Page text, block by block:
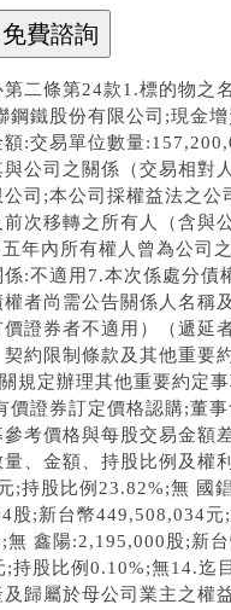
二條第24款1.標的物之
鋼鐵股份有限公司;現金
:交易單位數量
公司之關係（交易相對
司;本公司採權益法之
次移轉之所有人（含與
年內所有權人曾為公司
:不適用7.本次係處分債
者尚需公告關係人名稱
證券者不適用）（遞延
約限制條款及其他重要
規定辦理其他重要約定
價證券訂定價格認購;董
考價格與每股交易金額
、金額、持股比例及權
;持股比例23.82%;無 國
股;新台幣449,508,034
無 鑫陽:2,195,000股;新
持股比例0.10%;無14.迄
歸屬於母公司業主之權